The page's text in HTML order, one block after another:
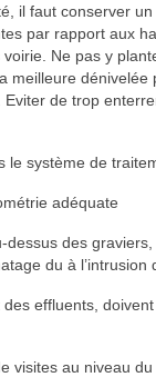
il faut conserver
par rapport aux
Ne pas y
meilleure
de trop
le système de
adéquate
dessus des
du à l’intrusion
effluents,
visites au niveau